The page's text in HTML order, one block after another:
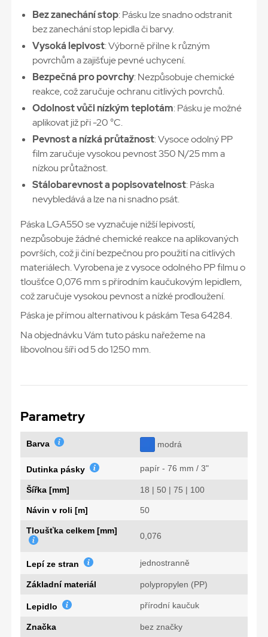
Bez zanechání stop: Pásku lze snadno odstranit
bez zanechání stop lepidla či barvy.
Vysoká lepivost: Výborně přilne k různým
povrchům a zajišťuje pevné uchycení.
Bezpečná pro povrchy: Nezpůsobuje chemické
reakce, což zaručuje ochranu citlivých povrchů.
Odolnost vůči nízkým teplotám: Pásku je možné
aplikovat již při -20 °C.
Pevnost a nízká průtažnost: Vysoce odolný PP
film zaručuje vysokou pevnost 350 N/25 mm a
nízkou průtažnost.
Stálobarevnost a popisovatelnost: Páska
nevybledává a lze na ni snadno psát.
Páska LGA550 se vyznačuje nižší lepivostí,
nezpůsobuje žádné chemické reakce na aplikovaných
površích, což ji činí bezpečnou pro použití na citlivých
materiálech. Vyrobena je z vysoce odolného PP filmu o
tloušťce 0,076 mm s přírodním kaučukovým lepidlem,
což zaručuje vysokou pevnost a nízké prodloužení.
Páska je přímou alternativou k páskám Tesa 64284.
Na objednávku Vám tuto pásku nařežeme na
libovolnou šíři od 5 do 1250 mm.
Parametry
Barva modrá
Dutinka pásky papír - 76 mm / 3"
Šířka [mm] 18 | 50 | 75 | 100
Návin v roli [m] 50
Tloušťka celkem [mm]
0,076
Lepí ze stran jednostranně
Základní materiál polypropylen (PP)
Lepidlo přírodní kaučuk
Značka bez značky